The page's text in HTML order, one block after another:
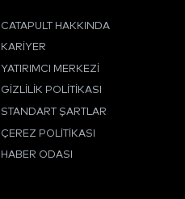
CATAPULT HAKKINDA
KARIYER
YATIRIMCI MERKEZI
GIZLILIK POLITIKASI
STANDART ŞARTLAR
ÇEREZ POLITIKASI
HABER ODASI